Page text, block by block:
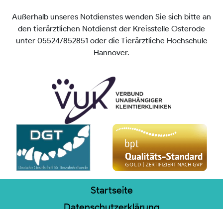
Außerhalb unseres Notdienstes wenden Sie sich bitte an
den tierärztlichen Notdienst der Kreisstelle Osterode
unter 05524/852851 oder die Tierärztliche Hochschule
Hannover.
Startseite